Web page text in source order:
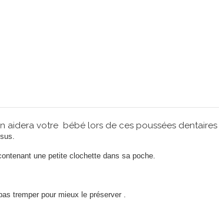
aidera votre bébé lors de ces poussées dentaires
une petite clochette dans sa poche.
tremper pour mieux le préserver .